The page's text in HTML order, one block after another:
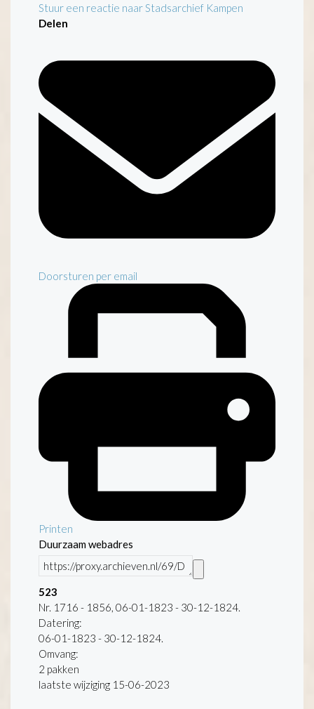
Stuur een reactie naar Stadsarchief Kampen
Delen
Doorsturen per email
Printen
Duurzaam webadres
523
Nr. 1716 - 1856, 06-01-1823 - 30-12-1824.
Datering:
06-01-1823 - 30-12-1824.
Omvang:
2 pakken
laatste wijziging 15-06-2023